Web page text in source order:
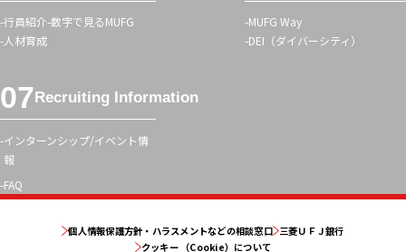
行員紹介 数字で見るMUFG
人材育成
MUFG Way
DEI（ダイバーシティ）
Recruiting Information
インターンシップ/イベント情
報
FAQ
個人情報保護方針・ハラスメントなどの相談窓口 三菱ＵＦＪ銀行
クッキー （Cookie）について